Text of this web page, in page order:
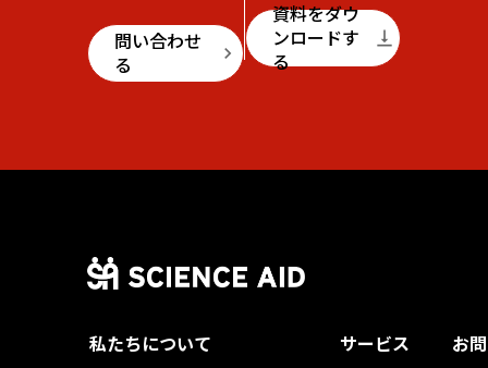
問い合わせ
る
keyboard_arrow_right
資料をダウ
ンロードす
る
vertical_align_bottom
私たちについて
サービス
お